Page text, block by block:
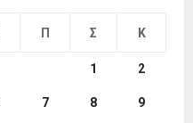
Π Σ Κ
1 2
7 8 9